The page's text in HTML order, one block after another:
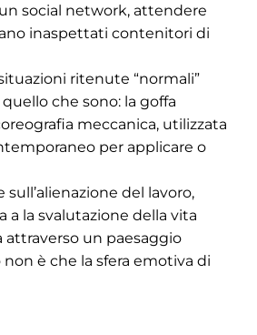
social network, attendere
inaspettati contenitori di
ritenute “normali”
che sono: la goffa
meccanica, utilizzata
per applicare o
del lavoro,
a la svalutazione della vita
attraverso un paesaggio
è che la sfera emotiva di